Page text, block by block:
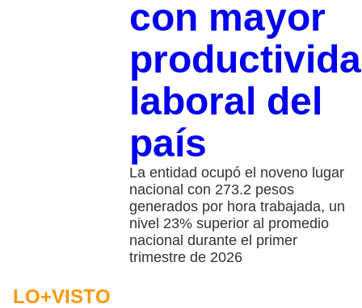
con mayor
laboral del
país
La entidad ocupó el noveno lugar
nacional con 273.2 pesos
generados por hora trabajada, un
nivel 23% superior al promedio
nacional durante el primer
trimestre de 2026
LO+VISTO